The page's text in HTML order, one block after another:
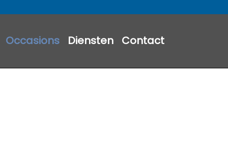
Occasions Diensten Contact